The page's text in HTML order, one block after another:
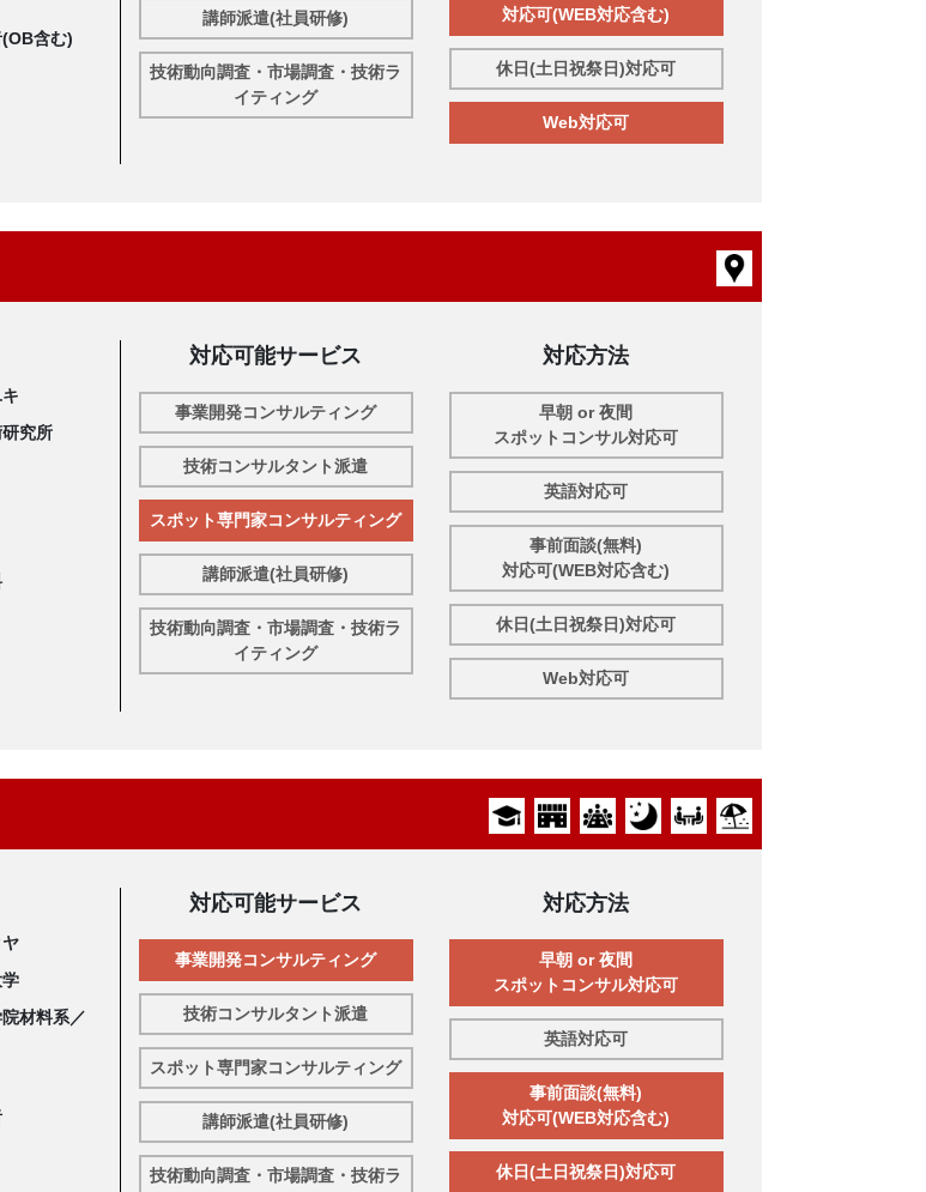
含む)
講師派遣(社員研修)
技術動向調査・市場調査・技術ラ
イティング
対応可(WEB対応含む)
休日(土日祝祭日)対応可
Web対応可
究所
対応可能サービス
事業開発コンサルティング
技術コンサルタント派遣
スポット専門家コンサルティング
講師派遣(社員研修)
技術動向調査・市場調査・技術ラ
イティング
対応方法
早朝 or 夜間
スポットコンサル対応可
英語対応可
事前面談(無料)
対応可(WEB対応含む)
休日(土日祝祭日)対応可
Web対応可
材料系／
対応可能サービス
事業開発コンサルティング
技術コンサルタント派遣
スポット専門家コンサルティング
講師派遣(社員研修)
技術動向調査・市場調査・技術ラ
対応方法
早朝 or 夜間
スポットコンサル対応可
英語対応可
事前面談(無料)
対応可(WEB対応含む)
休日(土日祝祭日)対応可